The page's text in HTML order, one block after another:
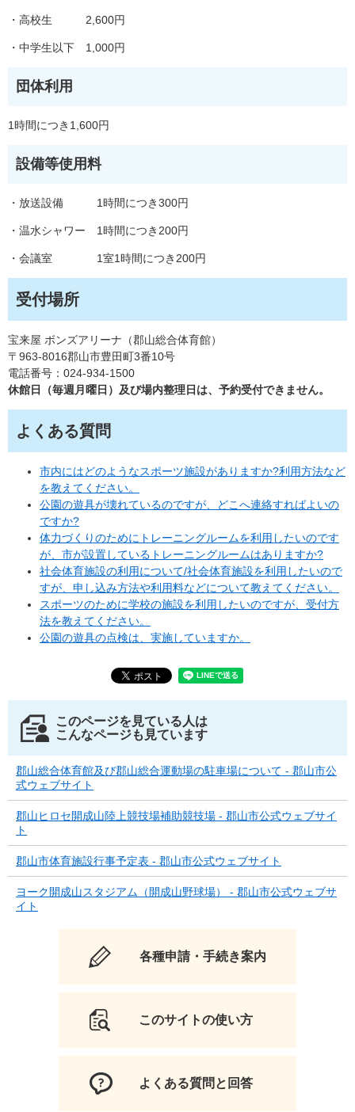
・高校生 2,600円
・中学生以下 1,000円
団体利用
1時間につき1,600円
設備等使用料
・放送設備 1時間につき300円
・温水シャワー 1時間につき200円
・会議室 1室1時間につき200円
受付場所
宝来屋 ボンズアリーナ（郡山総合体育館）
〒963-8016郡山市豊田町3番10号
電話番号：024-934-1500
休館日（毎週月曜日）及び場内整理日は、予約受付できません。
よくある質問
市内にはどのようなスポーツ施設がありますか?利用方法など
を教えてください。
公園の遊具が壊れているのですが、どこへ連絡すればよいの
ですか?
体力づくりのためにトレーニングルームを利用したいのです
が、市が設置しているトレーニングルームはありますか?
社会体育施設の利用について/社会体育施設を利用したいので
すが、申し込み方法や利用料などについて教えてください。
スポーツのために学校の施設を利用したいのですが、受付方
法を教えてください。
公園の遊具の点検は、実施していますか。
このページを見ている人は
こんなページも見ています
郡山総合体育館及び郡山総合運動場の駐車場について - 郡山市公
式ウェブサイト
郡山ヒロセ開成山陸上競技場補助競技場 - 郡山市公式ウェブサイ
ト
郡山市体育施設行事予定表 - 郡山市公式ウェブサイト
ヨーク開成山スタジアム（開成山野球場） - 郡山市公式ウェブサ
イト
各種申請・手続き案内
このサイトの使い方
よくある質問と回答